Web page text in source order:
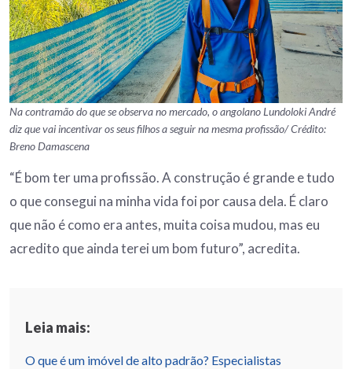
Na contramão do que se observa no mercado, o angolano Lundoloki André
diz que vai incentivar os seus filhos a seguir na mesma profissão/ Crédito:
Breno Damascena
“É bom ter uma profissão. A construção é grande e tudo
o que consegui na minha vida foi por causa dela. É claro
que não é como era antes, muita coisa mudou, mas eu
acredito que ainda terei um bom futuro”, acredita.
Leia mais:
O que é um imóvel de alto padrão? Especialistas